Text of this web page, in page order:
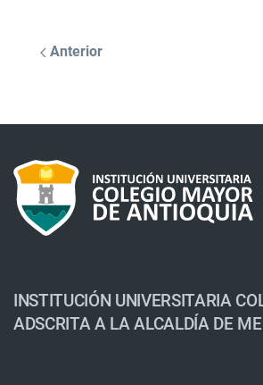
Anterior
INSTITUCIÓN UNIVERSITARIA
ADSCRITA A LA ALCALDÍA DE